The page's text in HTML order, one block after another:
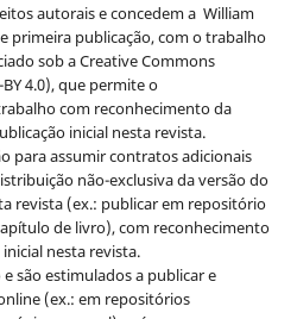
autorais e concedem a William
primeira publicação, com o trabalho
sob a Creative Commons
4.0), que permite o
com reconhecimento da
inicial nesta revista.
para assumir contratos adicionais
não-exclusiva da versão do
revista (ex.: publicar em repositório
de livro), com reconhecimento
nesta revista.
são estimulados a publicar e
(ex.: em repositórios